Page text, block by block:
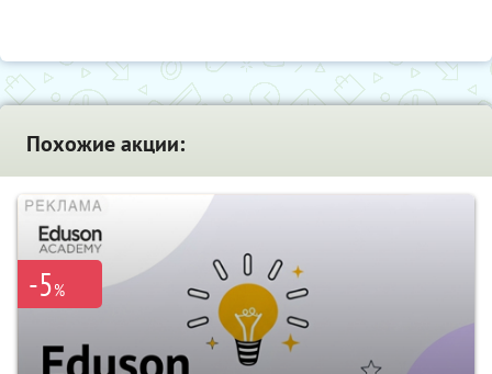
Похожие акции:
-5%